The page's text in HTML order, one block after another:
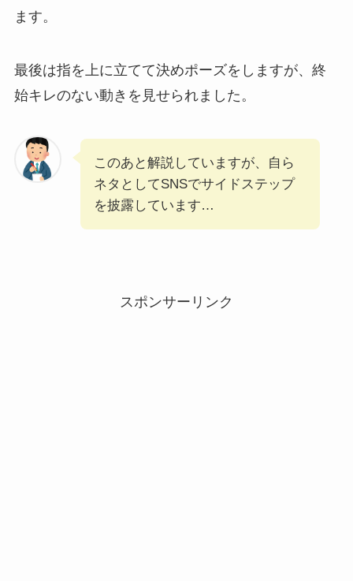
ます。
最後は指を上に立てて決めポーズをしますが、終
始キレのない動きを見せられました。
このあと解説していますが、自ら
ネタとしてSNSでサイドステップ
を披露しています…
スポンサーリンク